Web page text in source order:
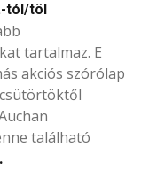
tól/töl
tartalmaz. E
akciós szórólap
található